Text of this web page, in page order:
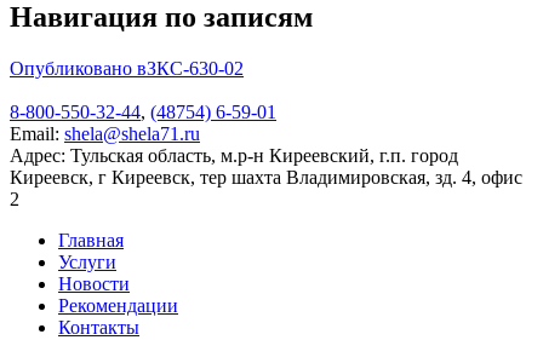
Навигация по записям
Опубликовано вЗКС-630-02
8-800-550-32-44, (48754) 6-59-01
Email: shela@shela71.ru
Адрес: Тульская область, м.р-н Киреевский, г.п. город
Киреевск, г Киреевск, тер шахта Владимировская, зд. 4, офис
2
Главная
Услуги
Новости
Рекомендации
Контакты